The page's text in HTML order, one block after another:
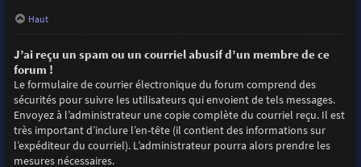
Haut
J’ai reçu un spam ou un courriel abusif d’un membre de ce
forum !
Le formulaire de courrier électronique du forum comprend des
sécurités pour suivre les utilisateurs qui envoient de tels messages.
Envoyez à l’administrateur une copie complète du courriel reçu. Il est
très important d’inclure l’en-tête (il contient des informations sur
l’expéditeur du courriel). L’administrateur pourra alors prendre les
mesures nécessaires.